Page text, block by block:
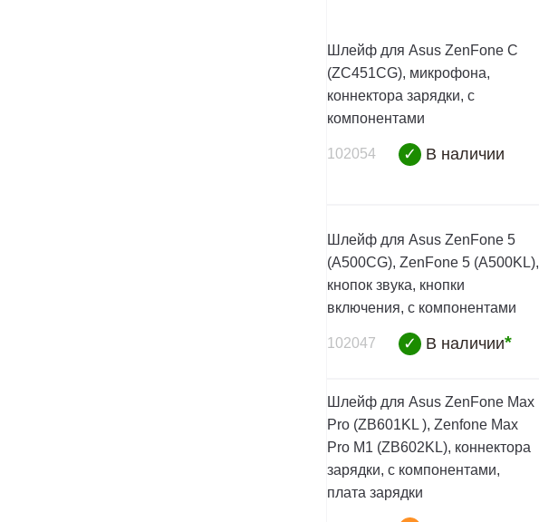
Шлейф для Asus ZenFone C
(ZC451CG), микрофона,
коннектора зарядки, с
компонентами
102054 ✓ В наличии
Шлейф для Asus ZenFone 5
(A500CG), ZenFone 5 (A500KL),
кнопок звука, кнопки
включения, с компонентами
102047 ✓ В наличии*
Шлейф для Asus ZenFone Max
Pro (ZB601KL ), Zenfone Max
Pro M1 (ZB602KL), коннектора
зарядки, с компонентами,
плата зарядки